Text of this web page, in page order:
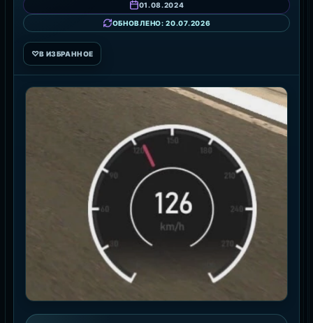
01.08.2024
ОБНОВЛЕНО: 20.07.2026
♡В ИЗБРАННОЕ